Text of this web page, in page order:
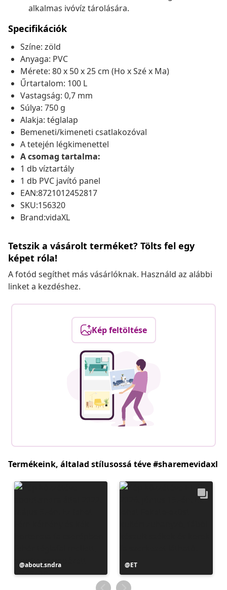
alkalmas ivóvíz tárolására.
Specifikációk
Színe: zöld
Anyaga: PVC
Mérete: 80 x 50 x 25 cm (Ho x Szé x Ma)
Űrtartalom: 100 L
Vastagság: 0,7 mm
Súlya: 750 g
Alakja: téglalap
Bemeneti/kimeneti csatlakozóval
A tetején légkimenettel
A csomag tartalma:
1 db víztartály
1 db PVC javító panel
EAN:8721012452817
SKU:156320
Brand:vidaXL
Tetszik a vásárolt terméket? Tölts fel egy
képet róla!
A fotód segíthet más vásárlóknak. Használd az alábbi
linket a kezdéshez.
Kép feltöltése
Termékeink, általad stílusossá téve #sharemevidaxl
Bejegyzés
közzétevője
about.sndra
Bejegyzés
közzétevője
ET